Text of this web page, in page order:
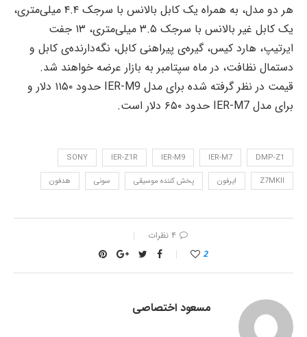
هر دو مدل، به همراه یک کابل بالانس با سرجک ۴.۴ میلی‌متری،
یک کابل غیر بالانس با سرجک ۳.۵ میلی‌متری، ۱۳ جفت
ایرتیپ، هارد کیس، گیره‌ی پیراهنی کابل، نگه‌دارنده‌ی کابل و
دستمال نظافت، در ماه سپتامبر به بازار عرضه خواهند شد.
قیمت در نظر گرفته شده برای مدل IER-M9 حدود ۱۱۵۰ دلار و
برای مدل IER-M7 حدود ۶۵۰ دلار است.
DMP-Z1
IER-M7
IER-M9
IER-Z1R
SONY
Z7MKII
ایرفون پخش کننده موسیقی سونی هدفون
۴ نظرات
2
مسعود اختصاصی